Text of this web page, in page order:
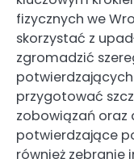
fizycznych we
skorzystać z
zgromadzić
przygotować
zobowiązań oraz
potwierdzające
również